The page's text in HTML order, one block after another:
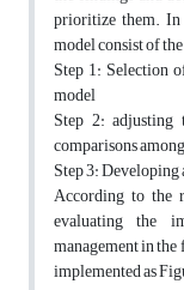
prioritize them.
model consist of
Step 1: Selection
model
Step 2: adjusting
comparisons
Step 3:
According to the
evaluating the
management in
implemented as